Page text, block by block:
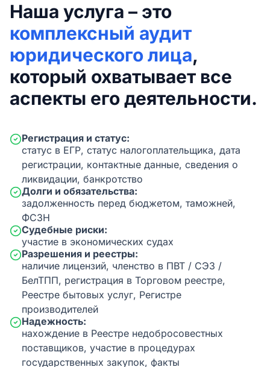
Наша услуга – это
комплексный аудит
юридического лица,
который охватывает все
аспекты его деятельности.
Регистрация и статус:
статус в ЕГР, статус налогоплательщика, дата
регистрации, контактные данные, сведения о
ликвидации, банкротство
Долги и обязательства:
задолженность перед бюджетом, таможней,
ФСЗН
Судебные риски:
участие в экономических судах
Разрешения и реестры:
наличие лицензий, членство в ПВТ / СЭЗ /
БелТПП, регистрация в Торговом реестре,
Реестре бытовых услуг, Регистре
производителей
Надежность:
нахождение в Реестре недобросовестных
поставщиков, участие в процедурах
государственных закупок, факты